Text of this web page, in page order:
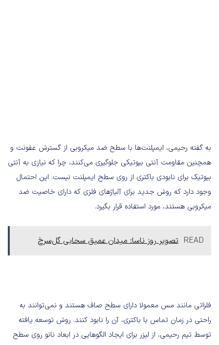
به گفته رحیمی، ایمپلنت‌ها با سطح ضد میکروبی از گسترش عفونت و
همچنین مقاومت آنتی بیوتیکی جلوگیری می‌کنند، چرا که نیازی به آنتی
بیوتیک برای نابودی باکتری از روی سطح ایمپلنت نیست. این احتمال
وجود دارد که روش جدید برای آلیاژهای فلزی که دارای خاصیت ضد
میکروبی هستند، مورد استفاده قرار بگیرد.
READ تصویر روز ناسا: میدان عمیق سحابی گل‌سرخ
فلزاتی مانند مس معمولا دارای سطح صاف هستند و نمی‌توانند به
راحتی در زمان تماس با باکتری، آن را نابود کنند. روش توسعه یافته
توسط تیم رحیمی، از لیزر برای ایجاد الگوهایی در ابعاد نانو روی سطح